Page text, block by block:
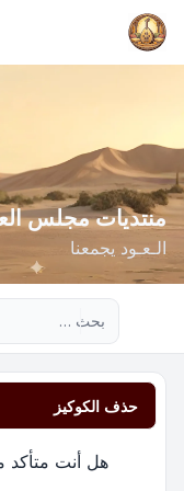
منتديات مجلس
الـعـود يجمعنا
حذف الكوكيز
هل أنت متأكد